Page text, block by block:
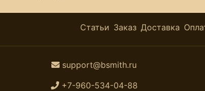
Статьи Заказ Доставка
support@bsmith.ru
+7-960-534-04-88